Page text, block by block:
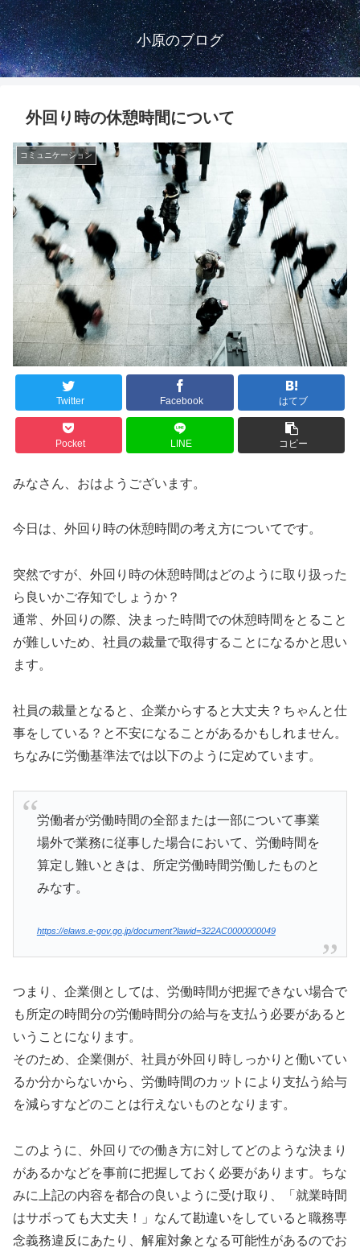
小原のブログ
外回り時の休憩時間について
コミュニケーション
Twitter Facebook はてブ
Pocket LINE コピー
みなさん、おはようございます。
今日は、外回り時の休憩時間の考え方についてです。
突然ですが、外回り時の休憩時間はどのように取り扱った
ら良いかご存知でしょうか？
通常、外回りの際、決まった時間での休憩時間をとること
が難しいため、社員の裁量で取得することになるかと思い
ます。
社員の裁量となると、企業からすると大丈夫？ちゃんと仕
事をしている？と不安になることがあるかもしれません。
ちなみに労働基準法では以下のように定めています。
労働者が労働時間の全部または一部について事業
場外で業務に従事した場合において、労働時間を
算定し難いときは、所定労働時間労働したものと
みなす。
https://elaws.e-gov.go.jp/document?lawid=322AC0000000049
つまり、企業側としては、労働時間が把握できない場合で
も所定の時間分の労働時間分の給与を支払う必要があると
いうことになります。
そのため、企業側が、社員が外回り時しっかりと働いてい
るか分からないから、労働時間のカットにより支払う給与
を減らすなどのことは行えないものとなります。
このように、外回りでの働き方に対してどのような決まり
があるかなどを事前に把握しておく必要があります。ちな
みに上記の内容を都合の良いように受け取り、「就業時間
はサボっても大丈夫！」なんて勘違いをしていると職務専
念義務違反にあたり、解雇対象となる可能性があるのでお